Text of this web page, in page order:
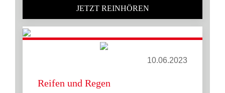
JETZT REINHÖREN
10.06.2023
Reifen und Regen